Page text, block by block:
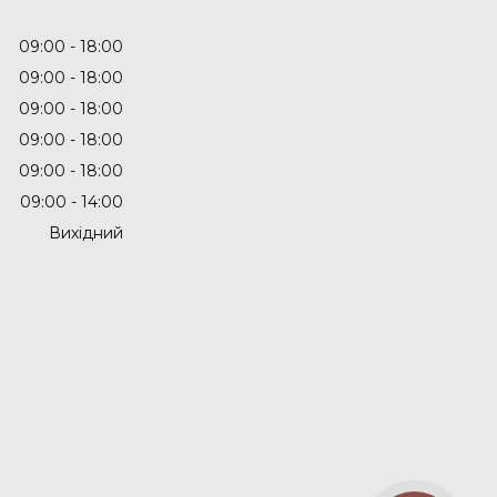
09:00
18:00
09:00
18:00
09:00
18:00
09:00
18:00
09:00
18:00
09:00
14:00
Вихідний